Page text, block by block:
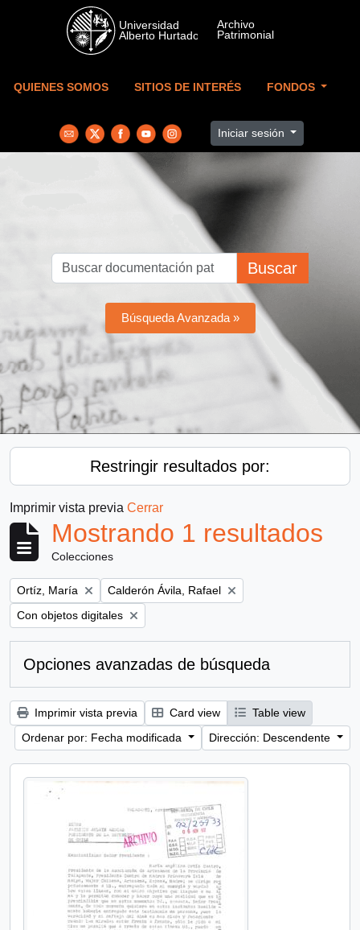
Skip to main content
QUIENES SOMOS SITIOS DE INTERÉS FONDOS
Iniciar sesión
Buscar
Búsqueda Avanzada »
Restringir resultados por:
Imprimir vista previa Cerrar
Mostrando 1 resultados
Colecciones
Remove filter:
Ortíz, María Remove filter:
Calderón Ávila, Rafael
Remove filter:
Con objetos digitales
Opciones avanzadas de búsqueda
Imprimir vista previa Card view
Table view
Ordenar por: Fecha modificada
Dirección: Descendente